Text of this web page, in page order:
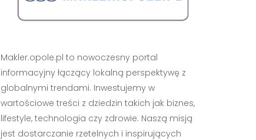
Makler.opole.pl to nowoczesny portal
informacyjny łączący lokalną perspektywę z
globalnymi trendami. Inwestujemy w
wartościowe treści z dziedzin takich jak biznes,
lifestyle, technologia czy zdrowie. Naszą misją
jest dostarczanie rzetelnych i inspirujących